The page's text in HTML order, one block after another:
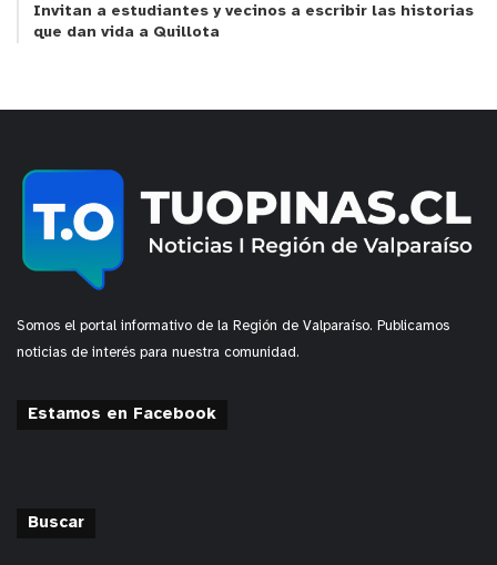
Invitan a estudiantes y vecinos a escribir las historias
que dan vida a Quillota
Somos el portal informativo de la Región de Valparaíso. Publicamos
noticias de interés para nuestra comunidad.
Estamos en Facebook
Buscar